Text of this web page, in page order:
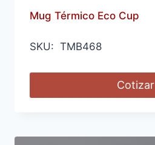
Mug Térmico Eco Cup
SKU: TMB468
Cotizar